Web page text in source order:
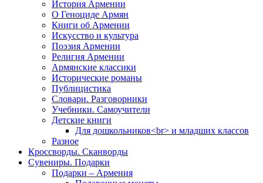
История Армении
О Геноциде Армян
Книги об Армении
Иcкусство и культура
Поэзия Армении
Религия Армении
Армянские классики
Исторические романы
Публицистика
Словари. Разговорники
Учебники. Самоучители
Детские книги
Для дошкольников<br> и младших классов
Разное
Кроссворды. Сканворды
Сувениры. Подарки
Подарки – Армения